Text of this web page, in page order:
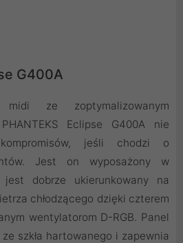
G400A
midi ze zoptymalizowanym
Eclipse G400A nie
jeśli chodzi o
Jest on wyposażony w
dobrze ukierunkowany na
chłodzącego dzięki czterem
wentylatorom D-RGB. Panel
szkła hartowanego i zapewnia